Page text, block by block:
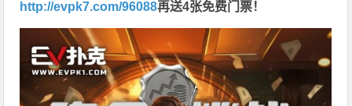
http://evpk7.com/96088再送4张免费门票！